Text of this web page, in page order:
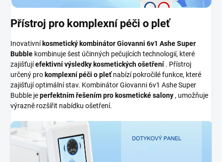
Přístroj pro komplexní péči o pleť
Inovativní kosmetický kombinátor Giovanni 6v1 Ashe Super
Bubble kombinuje šest účinných pečujících technologií, které
zajišťujíefektivní výsledky kosmetických ošetření . Přístroj
určený pro komplexní péči o pleť nabízí pokročilé funkce, které
zajišťují optimální stav. Kombinátor Giovanni 6v1 Ashe Super
Bubble jeperfektním řešením pro kosmetické salony, umožňuje
výrazně rozšířit nabídku ošetření.